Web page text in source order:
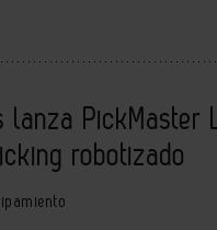
lanza
robotizado